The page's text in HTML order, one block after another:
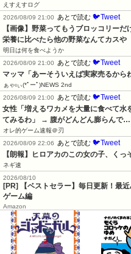
えすえすログ
2026/08/09 21:00
あとで読む 🐦Tweet
【画像】野菜ってもうブロッコリー
栄養に比べたら他の野菜なんてカスや
明日は何を食べようか
2026/08/09 21:00
あとで読む 🐦Tweet
マッマ「あーそういえば実家売るから
ぁゃιぃ(*ﾟーﾟ)NEWS 2nd
2026/08/09 21:00
あとで読む 🐦Tweet
女性「増えるワカメを大量に食べて水
てみるわ」 → 腹がどんどん膨らんで…
オレ的ゲーム速報＠刃
2026/08/09 22:06
あとで読む 🐦Tweet
【朗報】ヒロアカのこの女の子、く
ネギ速
2026/08/10
[PR] 【ベストセラー】毎日更新！最
ゲーム編
Amazon